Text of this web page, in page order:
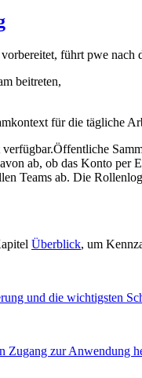
führt pwe nach
beitreten,
für die tägliche
ab, ob das Konto
Teams ab. Die
Überblick, um
und die wichtigsten
Zugang zur Anwendung